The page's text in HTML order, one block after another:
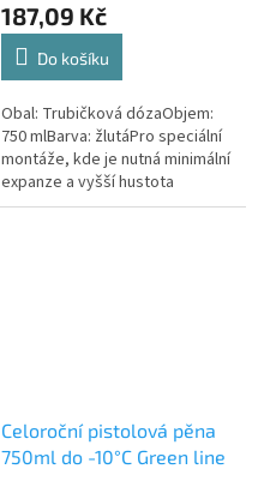
187,09 Kč
Do košíku
Obal: Trubičková dózaObjem:
750 mlBarva: žlutáPro speciální
montáže, kde je nutná minimální
expanze a vyšší hustota
vytvrzující se pěny (obložkové
Celoroční pistolová pěna
750ml do -10°C Green line